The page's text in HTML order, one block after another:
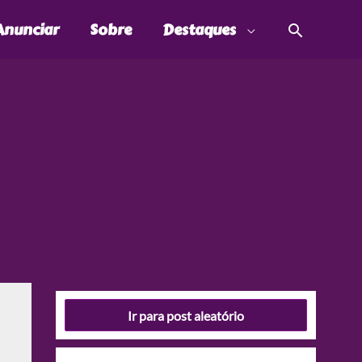
Sobre Destaques
Ir para post aleatório